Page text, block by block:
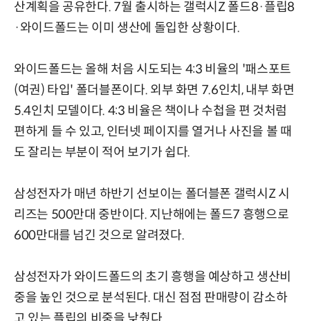
산계획을 공유한다. 7월 출시하는 갤럭시Z 폴드8·플립8
·와이드폴드는 이미 생산에 돌입한 상황이다.
와이드폴드는 올해 처음 시도되는 4:3 비율의 '패스포트
(여권) 타입' 폴더블폰이다. 외부 화면 7.6인치, 내부 화면
5.4인치 모델이다. 4:3 비율은 책이나 수첩을 편 것처럼
편하게 들 수 있고, 인터넷 페이지를 열거나 사진을 볼 때
도 잘리는 부분이 적어 보기가 쉽다.
삼성전자가 매년 하반기 선보이는 폴더블폰 갤럭시Z 시
리즈는 500만대 중반이다. 지난해에는 폴드7 흥행으로
600만대를 넘긴 것으로 알려졌다.
삼성전자가 와이드폴드의 초기 흥행을 예상하고 생산비
중을 높인 것으로 분석된다. 대신 점점 판매량이 감소하